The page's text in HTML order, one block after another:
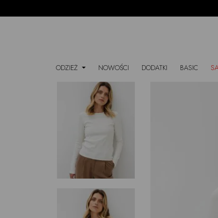
ODZIEŻ NOWOŚCI DODATKI BASIC